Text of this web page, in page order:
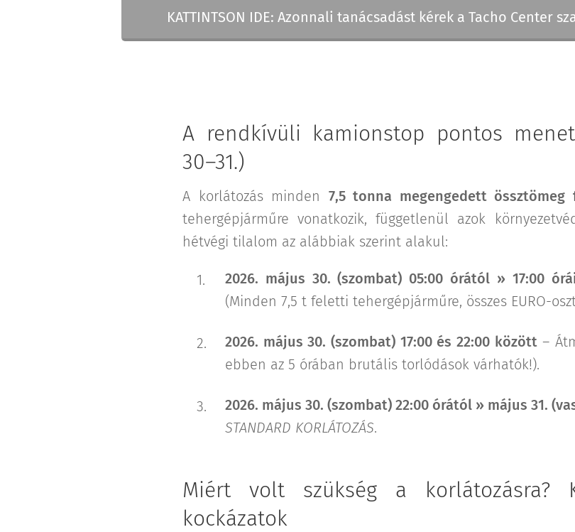
👉 KATTINTSON IDE: Azonnali tanácsadást kérek a Tacho Center
A rendkívüli kamionstop pontos
30–31.)
A korlátozás minden 7,5 tonna megengedett össztömeg
tehergépjárműre vonatkozik, függetlenül azok
hétvégi tilalom az alábbiak szerint alakul:
2026. május 30. (szombat) 05:00 órától » 17:00
(Minden 7,5 t feletti tehergépjárműre, összes EURO-
2026. május 30. (szombat) 17:00 és 22:00 között–
ebben az 5 órában brutális torlódások várhatók!).
2026. május 30. (szombat) 22:00 órától » május 31.
STANDARD KORLÁTOZÁS.
Miért volt szükség a korlátozásra?
kockázatok